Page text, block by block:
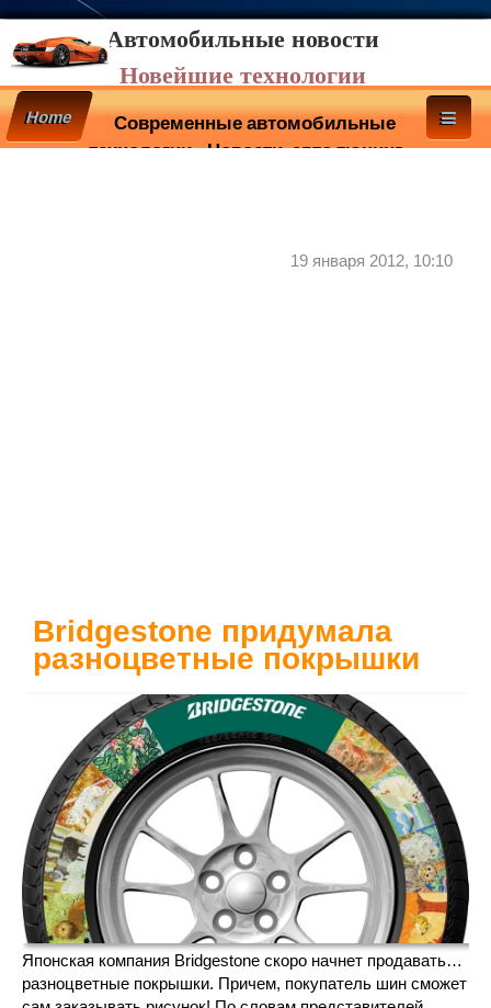
Автомобильные новости
Новейшие технологии
Современные автомобильные
технологии - Новости, авто тюнинг
Home
19 января 2012, 10:10
Bridgestone придумала
разноцветные покрышки
Японская компания Bridgestone скоро начнет продавать…
разноцветные покрышки. Причем, покупатель шин сможет